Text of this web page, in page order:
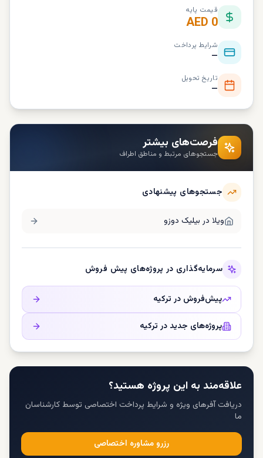
قیمت پایه
AED 0
شرایط پرداخت
—
تاریخ تحویل
—
فرصت‌های بیشتر
جستجوهای مرتبط و مناطق اطراف
جستجوهای پیشنهادی
ویلا در بیلیک دوزو
سرمایه‌گذاری در پروژه‌های پیش فروش
پیش‌فروش در ترکیه
پروژه‌های جدید در ترکیه
علاقه‌مند به این پروژه هستید؟
دریافت آفرهای ویژه و شرایط پرداخت اختصاصی توسط کارشناسان
ما
رزرو مشاوره اختصاصی